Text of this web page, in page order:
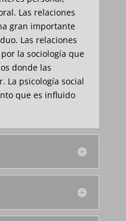
Las relaciones
gran importante
Las relaciones
la sociología que
donde las
La psicología social
que es influido